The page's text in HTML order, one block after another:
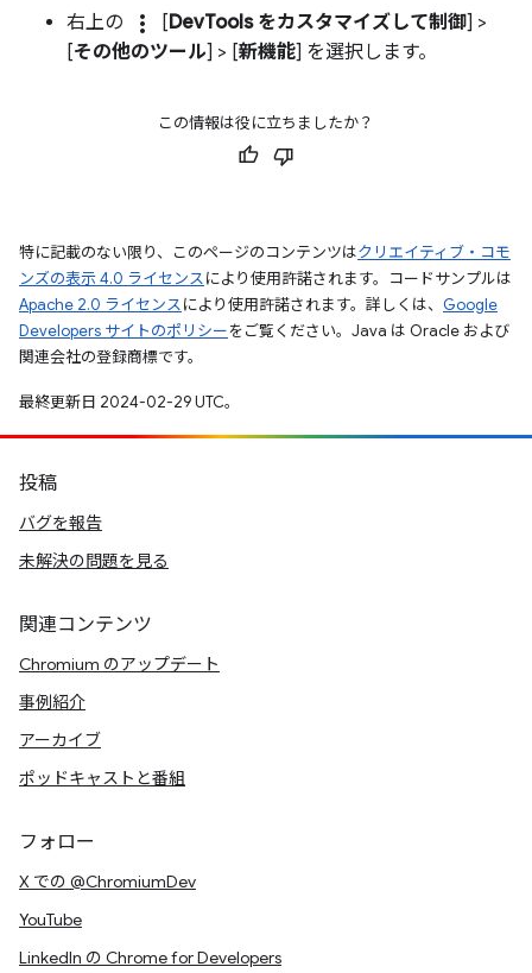
右上の
more_vert [DevTools をカスタマイズして制御] >
[その他のツール] > [新機能] を選択します。
この情報は役に立ちましたか？
特に記載のない限り、このページのコンテンツはクリエイティブ・コモ
ンズの表示 4.0 ライセンスにより使用許諾されます。コードサンプルは
Apache 2.0 ライセンスにより使用許諾されます。詳しくは、 Google
Developers サイトのポリシーをご覧ください。Java は Oracle および
関連会社の登録商標です。
最終更新日 2024-02-29 UTC。
投稿
バグを報告
未解決の問題を見る
関連コンテンツ
Chromium のアップデート
事例紹介
アーカイブ
ポッドキャストと番組
フォロー
X での @ChromiumDev
YouTube
LinkedIn の Chrome for Developers